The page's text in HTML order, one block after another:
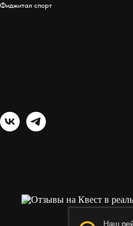
Фиджитал спорт